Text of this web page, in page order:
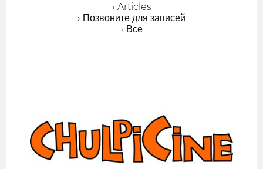
› Articles
› Позвоните для записей
› Все